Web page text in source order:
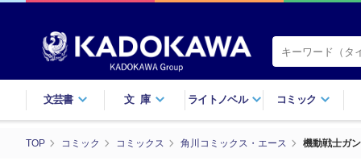
文芸書 文庫 ライトノベル コミック
TOP コミック コミックス 角川コミックス・エース 機動戦士ガ